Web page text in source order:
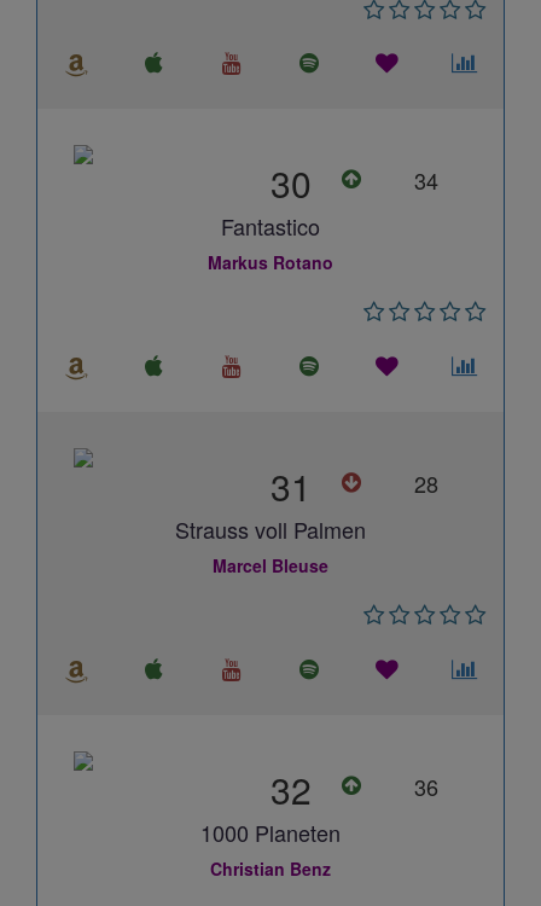
30
34
Fantastico
Markus Rotano
31
28
Strauss voll Palmen
Marcel Bleuse
32
36
1000 Planeten
Christian Benz